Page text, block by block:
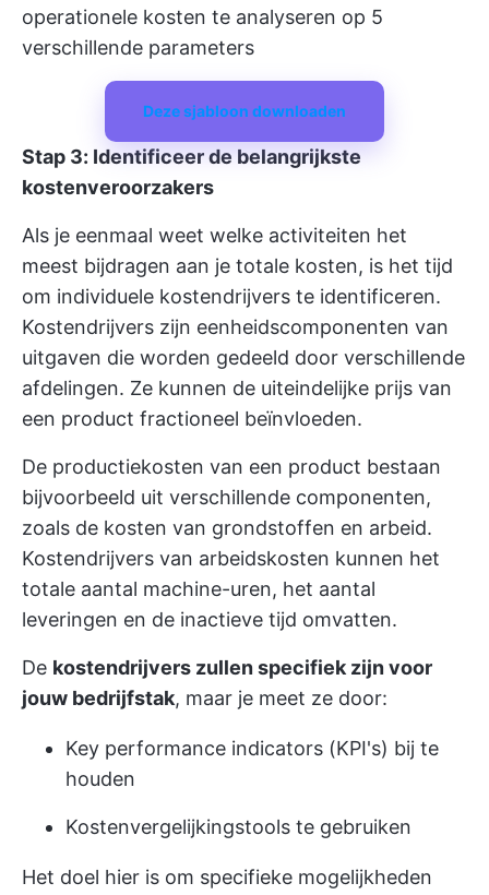
operationele kosten te analyseren op 5
verschillende parameters
Deze sjabloon downloaden
Stap 3: Identificeer de belangrijkste
kostenveroorzakers
Als je eenmaal weet welke activiteiten het
meest bijdragen aan je totale kosten, is het tijd
om individuele kostendrijvers te identificeren.
Kostendrijvers zijn eenheidscomponenten van
uitgaven die worden gedeeld door verschillende
afdelingen. Ze kunnen de uiteindelijke prijs van
een product fractioneel beïnvloeden.
De productiekosten van een product bestaan
bijvoorbeeld uit verschillende componenten,
zoals de kosten van grondstoffen en arbeid.
Kostendrijvers van arbeidskosten kunnen het
totale aantal machine-uren, het aantal
leveringen en de inactieve tijd omvatten.
De kostendrijvers zullen specifiek zijn voor
jouw bedrijfstak, maar je meet ze door:
Key performance indicators (KPI's) bij te
houden
Kostenvergelijkingstools te gebruiken
Het doel hier is om specifieke mogelijkheden